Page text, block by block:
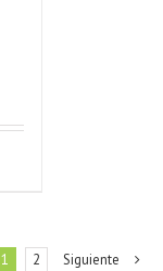
1 2 Siguiente